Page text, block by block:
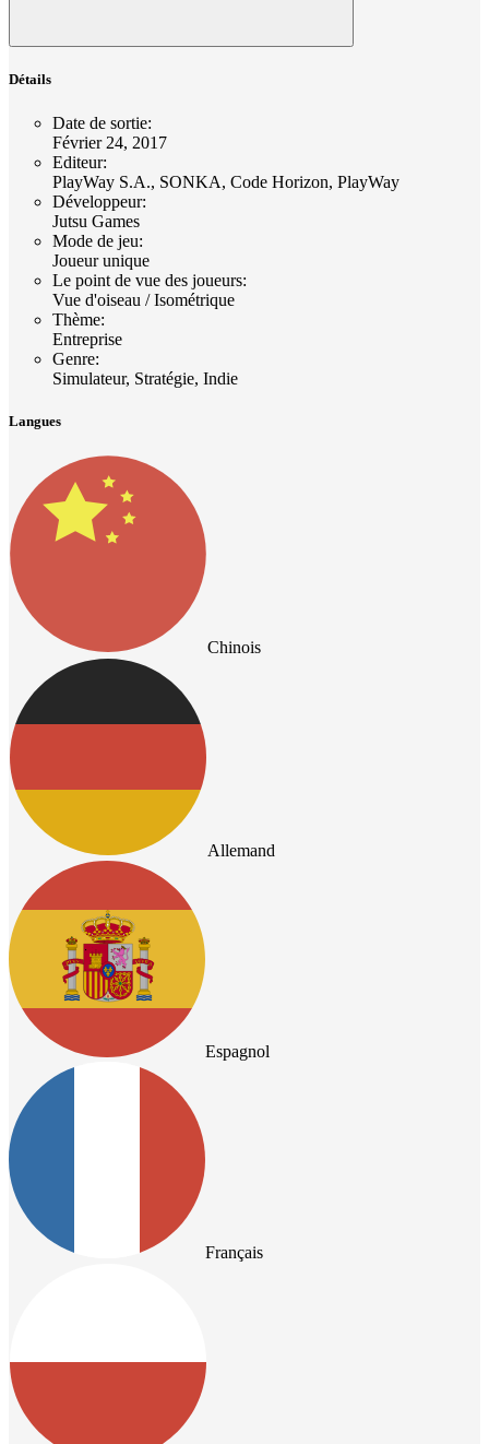
Détails
Date de sortie:
Février 24, 2017
Editeur:
PlayWay S.A., SONKA, Code Horizon, PlayWay
Développeur:
Jutsu Games
Mode de jeu:
Joueur unique
Le point de vue des joueurs:
Vue d'oiseau / Isométrique
Thème:
Entreprise
Genre:
Simulateur, Stratégie, Indie
Langues
Chinois
Allemand
Espagnol
Français